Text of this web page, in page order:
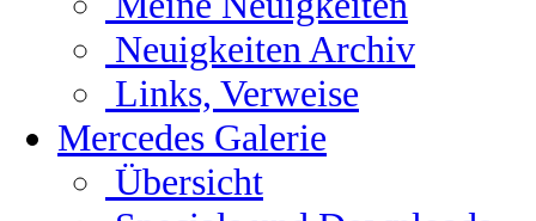
Neuigkeiten Archiv
Links, Verweise
Mercedes Galerie
Übersicht